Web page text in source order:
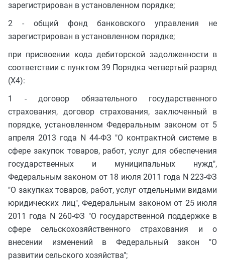
зарегистрирован в установленном порядке;
2 - общий фонд банковского управления не
зарегистрирован в установленном порядке;
при присвоении кода дебиторской задолженности в
соответствии с пунктом 39 Порядка четвертый разряд
(X4):
1 - договор обязательного государственного
страхования, договор страхования, заключенный в
порядке, установленном Федеральным законом от 5
апреля 2013 года N 44-ФЗ "О контрактной системе в
сфере закупок товаров, работ, услуг для обеспечения
государственных и муниципальных нужд",
Федеральным законом от 18 июля 2011 года N 223-ФЗ
"О закупках товаров, работ, услуг отдельными видами
юридических лиц", Федеральным законом от 25 июля
2011 года N 260-ФЗ "О государственной поддержке в
сфере сельскохозяйственного страхования и о
внесении изменений в Федеральный закон "О
развитии сельского хозяйства";